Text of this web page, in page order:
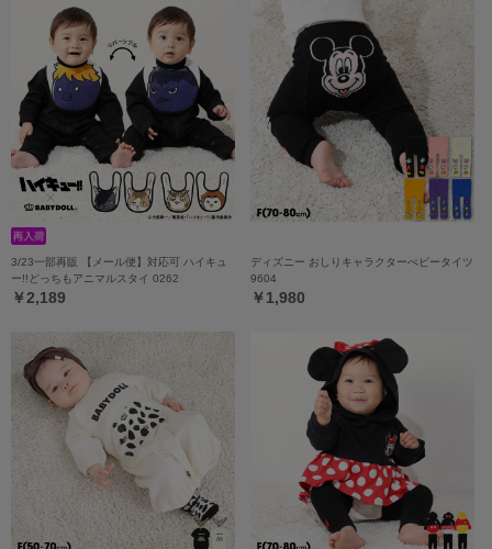
3/23一部再販 【メール便】対応可 ハイキュ
ー!!どっちもアニマルスタイ 0262
￥2,189
ディズニー おしりキャラクターべビータイツ
9604
￥1,980